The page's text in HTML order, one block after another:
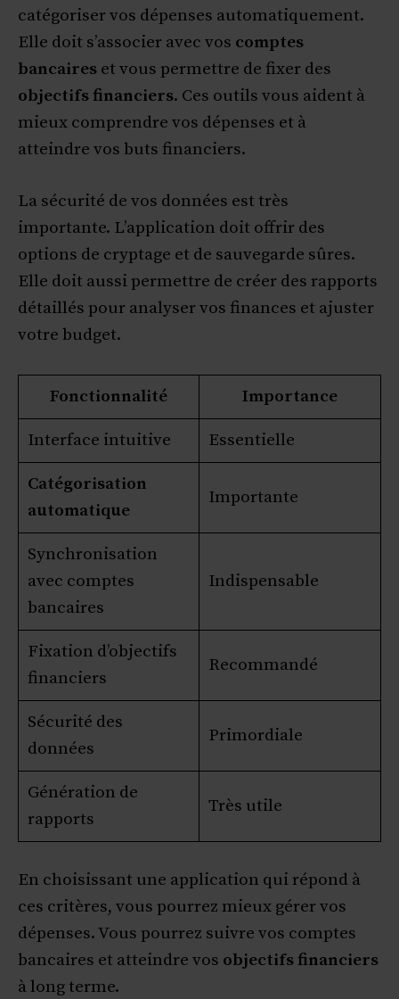
catégoriser vos dépenses automatiquement.
Elle doit s’associer avec vos comptes
bancaires et vous permettre de fixer des
objectifs financiers. Ces outils vous aident à
mieux comprendre vos dépenses et à
atteindre vos buts financiers.
La sécurité de vos données est très
importante. L’application doit offrir des
options de cryptage et de sauvegarde sûres.
Elle doit aussi permettre de créer des rapports
détaillés pour analyser vos finances et ajuster
votre budget.
Fonctionnalité Importance
Interface intuitive Essentielle
Catégorisation
automatique
Importante
Synchronisation
avec comptes
bancaires
Indispensable
Fixation d’objectifs
financiers
Recommandé
Sécurité des
données
Primordiale
Génération de
rapports
Très utile
En choisissant une application qui répond à
ces critères, vous pourrez mieux gérer vos
dépenses. Vous pourrez suivre vos comptes
bancaires et atteindre vos objectifs financiers
à long terme.